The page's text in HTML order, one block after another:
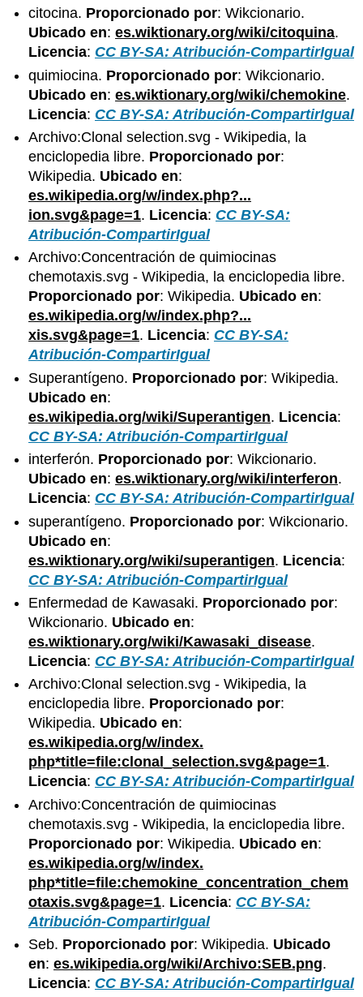
citocina. Proporcionado por: Wikcionario.
Ubicado en:es.wiktionary.org/wiki/citoquina.
Licencia: CC BY-SA: Atribución-CompartirIgual
quimiocina. Proporcionado por: Wikcionario.
Ubicado en:es.wiktionary.org/wiki/chemokine.
Licencia: CC BY-SA: Atribución-CompartirIgual
Archivo:Clonal selection.svg - Wikipedia, la
enciclopedia libre. Proporcionado por:
Wikipedia. Ubicado en:
es.wikipedia.org/w/index.php?...
ion.svg&page=1. Licencia: CC BY-SA:
Atribución-CompartirIgual
Archivo:Concentración de quimiocinas
chemotaxis.svg - Wikipedia, la enciclopedia libre.
Proporcionado por: Wikipedia. Ubicado en:
es.wikipedia.org/w/index.php?...
xis.svg&page=1. Licencia: CC BY-SA:
Atribución-CompartirIgual
Superantígeno. Proporcionado por: Wikipedia.
Ubicado en:
es.wikipedia.org/wiki/Superantigen. Licencia:
CC BY-SA: Atribución-CompartirIgual
interferón. Proporcionado por: Wikcionario.
Ubicado en:es.wiktionary.org/wiki/interferon.
Licencia: CC BY-SA: Atribución-CompartirIgual
superantígeno. Proporcionado por: Wikcionario.
Ubicado en:
es.wiktionary.org/wiki/superantigen. Licencia:
CC BY-SA: Atribución-CompartirIgual
Enfermedad de Kawasaki. Proporcionado por:
Wikcionario. Ubicado en:
es.wiktionary.org/wiki/Kawasaki_disease.
Licencia: CC BY-SA: Atribución-CompartirIgual
Archivo:Clonal selection.svg - Wikipedia, la
enciclopedia libre. Proporcionado por:
Wikipedia. Ubicado en:
es.wikipedia.org/w/index.
php*title=file:clonal_selection.svg&page=1.
Licencia: CC BY-SA: Atribución-CompartirIgual
Archivo:Concentración de quimiocinas
chemotaxis.svg - Wikipedia, la enciclopedia libre.
Proporcionado por: Wikipedia. Ubicado en:
es.wikipedia.org/w/index.
php*title=file:chemokine_concentration_chem
otaxis.svg&page=1. Licencia: CC BY-SA:
Atribución-CompartirIgual
Seb. Proporcionado por: Wikipedia. Ubicado
en:es.wikipedia.org/wiki/Archivo:SEB.png.
Licencia: CC BY-SA: Atribución-CompartirIgual